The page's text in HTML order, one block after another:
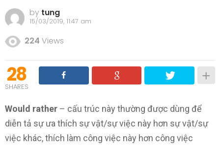
by tung
15/03/2019, 11:47 am
224 Views
28
SHARES
Would rather – cấu trúc này thường được dùng để
diễn tả sự ưa thích sự vật/sự việc này hơn sự vật/sự
việc khác, thích làm công việc này hơn công việc